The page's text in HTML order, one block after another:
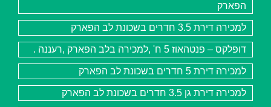
הפארק
למכירה דירת 3.5 חדרים בשכונת לב הפארק
דופלקס – פנטהאוז 5 ח' ,למכירה בלב הפארק ,רעננה .
למכירה דירת 5 חדרים בשכונת לב הפארק
למכירה דירת גן 3.5 חדרים בשכונת לב הפארק